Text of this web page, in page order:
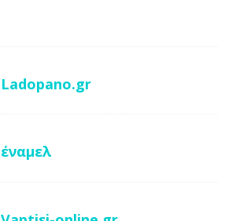
Ladopano.gr
έναμελ